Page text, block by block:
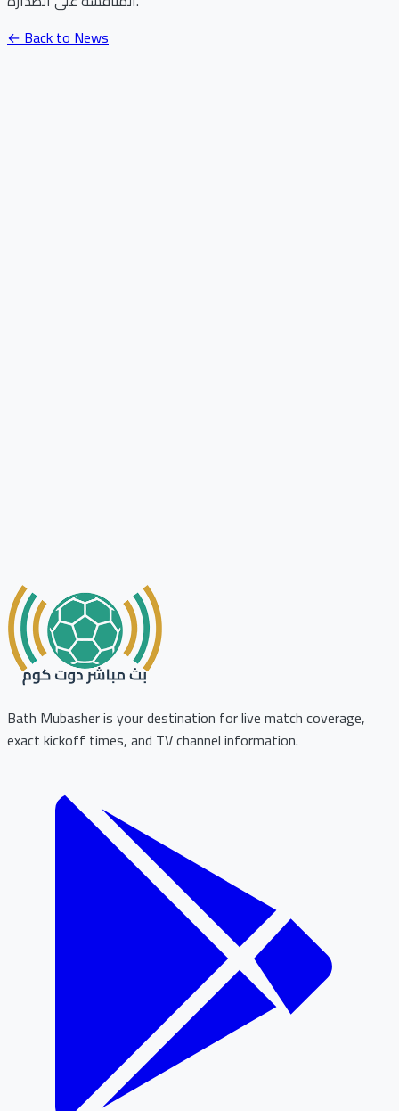
← Back to News
Bath Mubasher is your destination for live match coverage,
exact kickoff times, and TV channel information.